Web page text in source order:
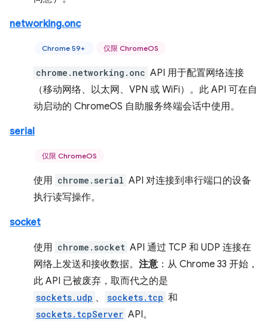
networking.onc
Chrome 59+ 仅限 ChromeOS
chrome.networking.onc API 用于配置网络连接
（移动网络、以太网、VPN 或 WiFi）。此 API 可在自
动启动的 ChromeOS 自助服务终端会话中使用。
serial
仅限 ChromeOS
使用 chrome.serial API 对连接到串行端口的设备
执行读写操作。
socket
使用 chrome.socket API 通过 TCP 和 UDP 连接在
网络上发送和接收数据。 注意：从 Chrome 33 开始，
此 API 已被废弃，取而代之的是
sockets.udp 、 sockets.tcp 和
sockets.tcpServer API。